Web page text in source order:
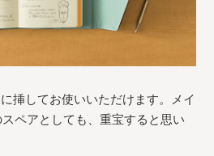
挿してお使いいただけます。メイ
ペアとしても、重宝すると思い